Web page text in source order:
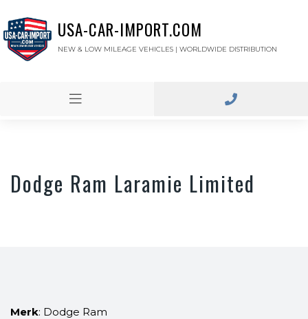
USA-CAR-IMPORT.COM
NEW & LOW MILEAGE VEHICLES | WORLDWIDE DISTRIBUTION
Dodge Ram Laramie Limited
Merk: Dodge Ram